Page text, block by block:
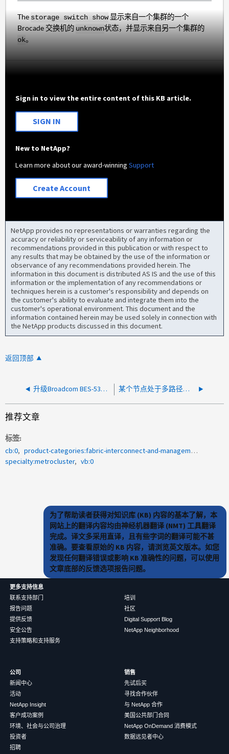
The storage switch show显示来自一个集群的一个
Brocade 交换机的 unknown状态，并显示来自另一个集群的
ok。
Sign in to view the entire content of this KB article.
SIGN IN
New to NetApp?
Learn more about our award-winningSupport
Create Account
NetApp provides no representations or warranties regarding the
accuracy or reliability or serviceability of any information or
recommendations provided in this publication or with respect to
any results that may be obtained by the use of the information or
observance of any recommendations provided herein. The
information in this document is distributed AS IS and the use of this
information or the implementation of any recommendations or
techniques herein is a customer's responsibility and depends on
the customer's ability to evaluate and integrate them into the
customer's operational environment. This document and the
information contained herein may be used solely in connection with
the NetApp products discussed in this document.
返回顶部
升级Broadcom BES-53248交换机后、2个ISL中的一个发生故障 某个节点处于多路径状态
推荐文章
标签
cb:0
product-categories:fabric-interconnect-and-management-switches
specialty:metrocluster
vb:0
为了帮助读者获得对知识库 (KB) 内容的基本了解，本
网站上的翻译内容均由神经机器翻译 (NMT) 工具翻译
完成。译文多采用直译，且有些字词的翻译可能不甚
准确。要查看原始的 KB 内容，请浏览英文版本。如您
发现任何翻译错误或影响 KB 准确性的问题，可以使用
文章底部的反馈选项报告问题。
更多支持信息
联系支持部门
报告问题
提供反馈
安全公告
支持策略和支持服务
培训
社区
Digital Support Blog
NetApp Neighborhood
公司
新闻中心
活动
NetApp Insight
客户成功案例
环境、社会与公司治理
投资者
招聘
销售
先试后买
寻找合作伙伴
与 NetApp 合作
美国公共部门合同
NetApp OnDemand 消费模式
数据远见者中心